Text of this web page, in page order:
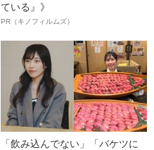
ている』》
PR（キノフィルムズ）
「飲み込んでない」「バケツに